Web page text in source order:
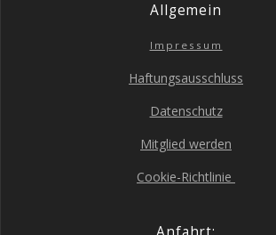
All­ge­mein
Impres­sum
Haf­tungs­aus­schluss
Daten­schutz
Mit­glied werden
Coo­kie-Richt­li­nie